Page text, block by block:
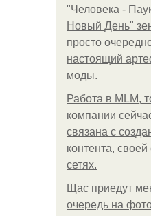
"Человека -
Новый День"
просто
настоящий
моды.
Работа в MLM,
компании
связана с
контента,
сетях.
Щас приедут
очередь на